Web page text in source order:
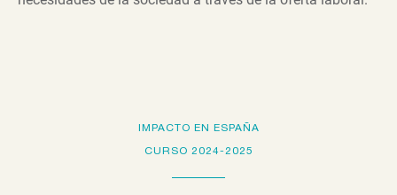
IMPACTO EN ESPAÑA
CURSO 2024-2025